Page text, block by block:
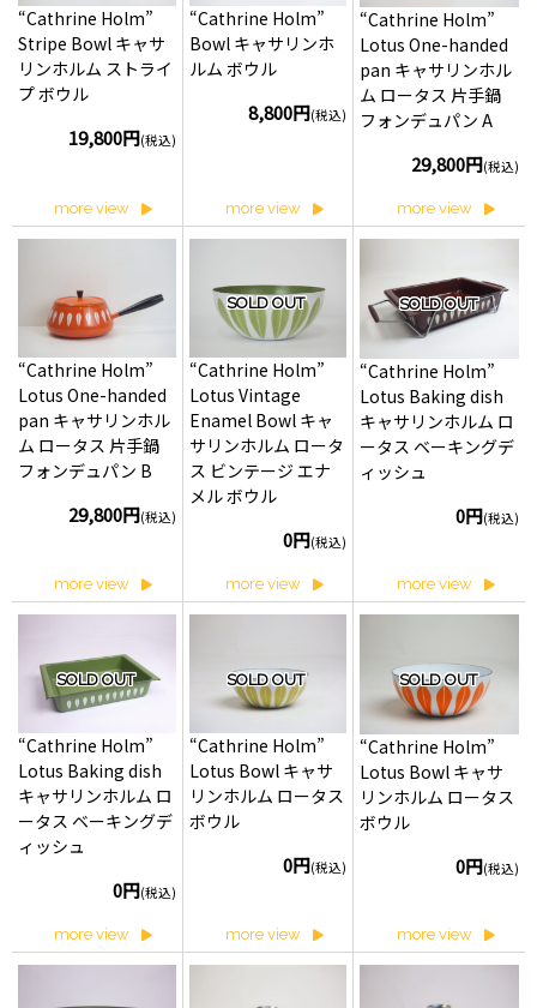
“Cathrine Holm”
Stripe Bowl キャサ
リンホルム ストライ
プ ボウル
19,800円(税込)
more view
“Cathrine Holm”
Bowl キャサリンホ
ルム ボウル
8,800円(税込)
more view
“Cathrine Holm”
Lotus One-handed
pan キャサリンホル
ム ロータス 片手鍋
フォンデュパン A
29,800円(税込)
more view
“Cathrine Holm”
Lotus One-handed
pan キャサリンホル
ム ロータス 片手鍋
フォンデュパン B
29,800円(税込)
more view
SOLD OUT
“Cathrine Holm”
Lotus Vintage
Enamel Bowl キャ
サリンホルム ロータ
ス ビンテージ エナ
メル ボウル
0円(税込)
more view
SOLD OUT
“Cathrine Holm”
Lotus Baking dish
キャサリンホルム ロ
ータス ベーキングデ
ィッシュ
0円(税込)
more view
SOLD OUT
“Cathrine Holm”
Lotus Baking dish
キャサリンホルム ロ
ータス ベーキングデ
ィッシュ
0円(税込)
more view
SOLD OUT
“Cathrine Holm”
Lotus Bowl キャサ
リンホルム ロータス
ボウル
0円(税込)
more view
SOLD OUT
“Cathrine Holm”
Lotus Bowl キャサ
リンホルム ロータス
ボウル
0円(税込)
more view